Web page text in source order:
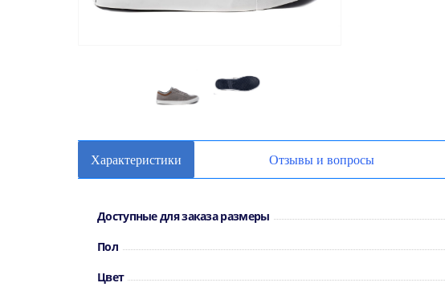
Характеристики Отзывы и вопросы
Доступные для заказа размеры
Пол
Цвет